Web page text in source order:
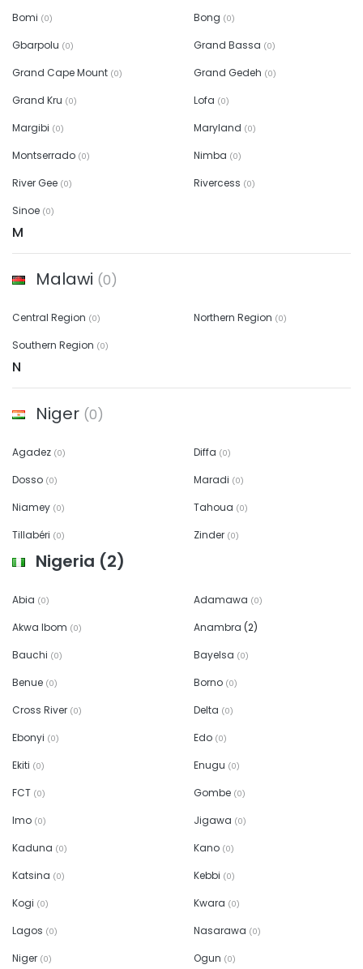
Bomi (0) Bong (0)
Gbarpolu (0) Grand Bassa (0)
Grand Cape Mount (0) Grand Gedeh (0)
Grand Kru (0) Lofa (0)
Margibi (0) Maryland (0)
Montserrado (0) Nimba (0)
River Gee (0) Rivercess (0)
Sinoe (0)
M
Malawi (0)
Central Region (0) Northern Region (0)
Southern Region (0)
N
Niger (0)
Agadez (0) Diffa (0)
Dosso (0) Maradi (0)
Niamey (0) Tahoua (0)
Tillabéri (0) Zinder (0)
Nigeria (2)
Abia (0) Adamawa (0)
Akwa Ibom (0) Anambra (2)
Bauchi (0) Bayelsa (0)
Benue (0) Borno (0)
Cross River (0) Delta (0)
Ebonyi (0) Edo (0)
Ekiti (0) Enugu (0)
FCT (0) Gombe (0)
Imo (0) Jigawa (0)
Kaduna (0) Kano (0)
Katsina (0) Kebbi (0)
Kogi (0) Kwara (0)
Lagos (0) Nasarawa (0)
Niger (0) Ogun (0)